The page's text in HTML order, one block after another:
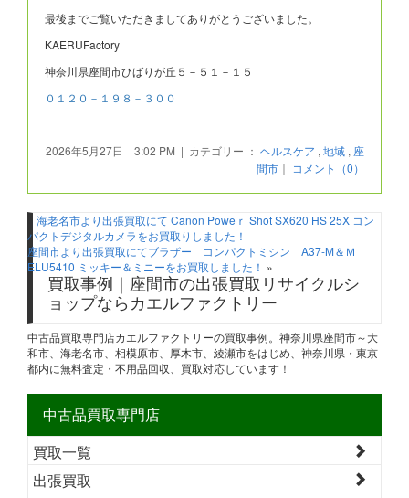
最後までご覧いただきましてありがとうございました。
KAERUFactory
神奈川県座間市ひばりが丘５－５１－１５
０１２０－１９８－３００
2026年5月27日 3:02 PM | カテゴリー ： ヘルスケア , 地域 , 座
間市 ｜ コメント（0）
海老名市より出張買取にて Canon Poweｒ Shot SX620 HS 25X コン
パクトデジタルカメラをお買取りしました！
座間市より出張買取にてブラザー コンパクトミシン A37-M＆Ｍ
ELU5410 ミッキー＆ミニーをお買取しました！ »
買取事例｜座間市の出張買取リサイクルシ
ョップならカエルファクトリー
中古品買取専門店カエルファクトリーの買取事例。神奈川県座間市～大
和市、海老名市、相模原市、厚木市、綾瀬市をはじめ、神奈川県・東京
都内に無料査定・不用品回収、買取対応しています！
中古品買取専門店
買取一覧
出張買取